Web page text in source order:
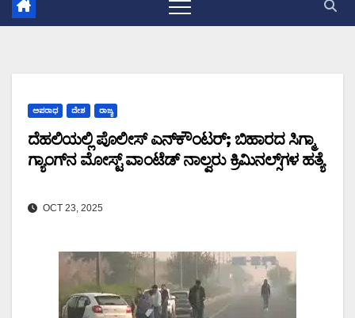
ಅಪರಾಧ ದೇಶ ರಾಜ್ಯ
ದೆಹಲಿಯಲ್ಲಿ ಪೊಲೀಸ್ ಎನ್​​ಕೌಂಟರ್; ಬಿಹಾರದ ಸಿಗ್ಮಾ
ಗ್ಯಾಂಗ್‌ನ ಮೋಸ್ಟ್‌ ವಾಂಟೆಡ್‌ ನಾಲ್ವರು ಕ್ರಿಮಿನಲ್ಸ್‌ಗಳ ಹತ್ಯೆ
OCT 23, 2025